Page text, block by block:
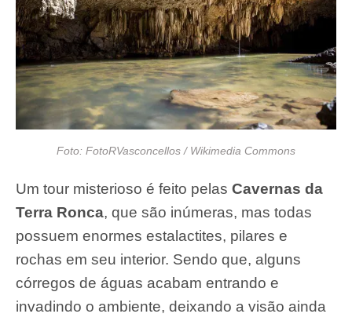
Foto: FotoRVasconcellos / Wikimedia Commons
Um tour misterioso é feito pelas Cavernas da
Terra Ronca, que são inúmeras, mas todas
possuem enormes estalactites, pilares e
rochas em seu interior. Sendo que, alguns
córregos de águas acabam entrando e
invadindo o ambiente, deixando a visão ainda